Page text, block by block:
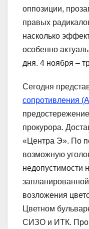
оппозиции,
правых
насколько
особенно
дня. 4 ноября –
Сегодня
сопротивления
прокурора.
«Центра Э». По
возможную
недопустимости
возложения
Цветном
СИЗО и ИТК.